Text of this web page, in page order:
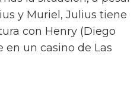
Elordi tendrán
en su nuevo
un romance queer
On Swift